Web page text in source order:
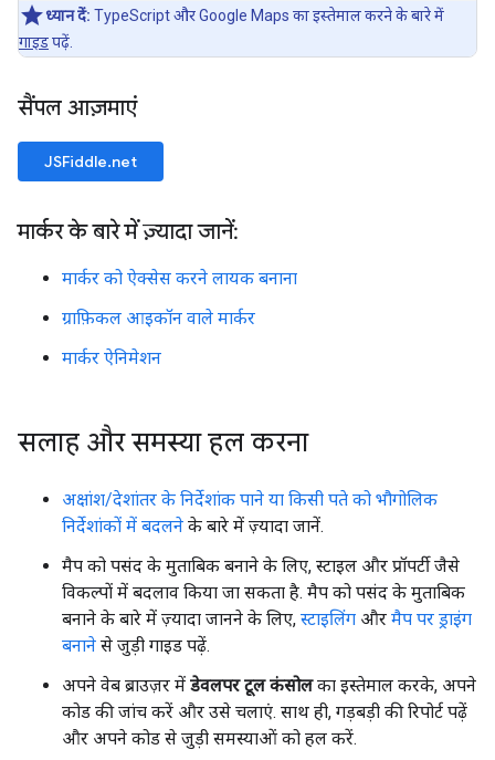
ध्यान दें: TypeScript और Google Maps का इस्तेमाल करने के बारे में
गाइडपढ़ें.
सैंपल आज़माएं
JSFiddle.net
मार्कर के बारे में ज़्यादा जानें:
मार्कर को ऐक्सेस करने लायक बनाना
ग्राफ़िकल आइकॉन वाले मार्कर
मार्कर ऐनिमेशन
सलाह और समस्या हल करना
अक्षांश/देशांतर के निर्देशांक पाने या किसी पते को भौगोलिक
निर्देशांकों में बदलने के बारे में ज़्यादा जानें.
मैप को पसंद के मुताबिक बनाने के लिए, स्टाइल और प्रॉपर्टी जैसे
विकल्पों में बदलाव किया जा सकता है. मैप को पसंद के मुताबिक
बनाने के बारे में ज़्यादा जानने के लिए, स्टाइलिंग और मैप पर ड्राइंग
बनाने से जुड़ी गाइड पढ़ें.
अपने वेब ब्राउज़र में डेवलपर टूल कंसोलका इस्तेमाल करके, अपने
कोड की जांच करें और उसे चलाएं. साथ ही, गड़बड़ी की रिपोर्ट पढ़ें
और अपने कोड से जुड़ी समस्याओं को हल करें.